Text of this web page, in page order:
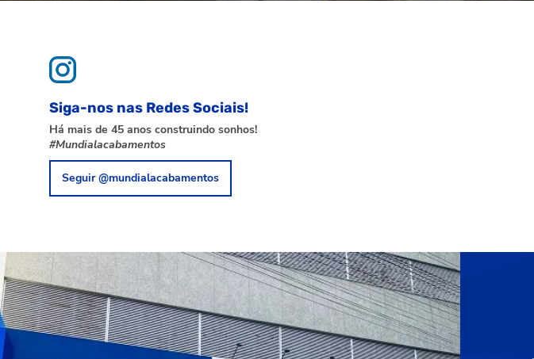
Siga-nos nas Redes Sociais!
Há mais de 45 anos construindo sonhos!
#Mundialacabamentos
Seguir @mundialacabamentos